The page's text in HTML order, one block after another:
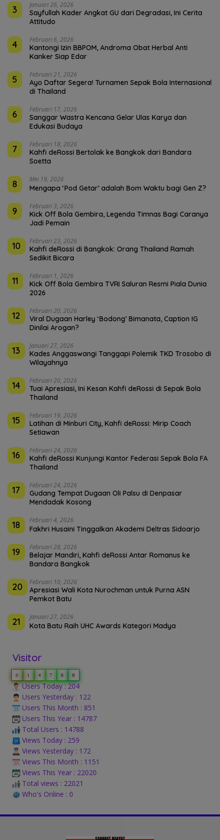
3 Januari 26, 2026
Sayfullah Kader Angkat GU dari Degradasi, Ini Cerita
Attitudo
4 Februari 6, 2026
Kantongi Izin BBPOM, Androma Obat Herbal Anti
Kanker Siap Edar
5 Februari 21, 2026
Ayo Daftar Segera! Turnamen Sepak Bola Internasional
di Thailand
6 Februari 17, 2026
Sanggar Wastra Kencana Gelar Ulas Karya dan
Edukasi Budaya
7 Februari 18, 2026
Kahfi deRossi Bertolak ke Bangkok dari Bandara
Soetta
8 Mei 19, 2026
Mengapa ‘Pod Getar’ adalah Bom Waktu bagi Gen Z?
9 Februari 3, 2026
Kick Off Bola Gembira, Legenda Timnas Bagi Caranya
Jadi Pemain
10 Februari 23, 2026
Kahfi deRossi di Bangkok: Orang Thailand Ramah
Sedikit Bicara
11 Februari 1, 2026
Kick Off Bola Gembira TVRI Saluran Resmi Piala Dunia
2026
12 Februari 20, 2026
Viral Dugaan Harley ‘Bodong’ Bimanata, Caption IG
Dinilai Arogan?
13 Januari 27, 2026
Kades Anggaswangi Tanggapi Polemik TKD Trosobo di
Wilayahnya
14 Februari 20, 2026
Tuai Apresiasi, Ini Kesan Kahfi deRossi di Sepak Bola
Thailand
15 Februari 19, 2026
Latihan di Minburi City, Kahfi deRossi: Mirip Coach
Setiawan
16 Februari 24, 2026
Kahfi deRossi Kunjungi Kantor Federasi Sepak Bola FA
Thailand
17 Februari 24, 2026
Gudang Tempat Dugaan Oli Palsu di Denpasar
Mendadak Kosong
18 Februari 4, 2026
Fakhri Husaini Tinggalkan Akademi Deltras Sidoarjo
19 Februari 28, 2026
Belajar Mandiri, Kahfi deRossi Antar Romanus ke
Bandara Bangkok
20 Februari 10, 2026
Apresiasi Wali Kota Nurochman untuk Purna ASN
Pemkot Batu
21 Januari 27, 2026
Kota Batu Raih UHC Awards Kategori Madya
Visitor
0 1 4 7 8 8
Users Today : 204
Users Yesterday : 122
Users This Month : 851
Users This Year : 14787
Total Users : 14788
Views Today : 259
Views Yesterday : 172
Views This Month : 1151
Views This Year : 22020
Total views : 22021
Who's Online : 0